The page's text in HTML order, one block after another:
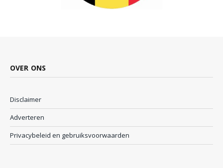
OVER ONS
Disclaimer
Adverteren
Privacybeleid en gebruiksvoorwaarden